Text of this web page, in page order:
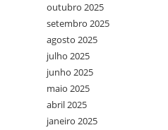
outubro 2025
setembro 2025
agosto 2025
julho 2025
junho 2025
maio 2025
abril 2025
janeiro 2025